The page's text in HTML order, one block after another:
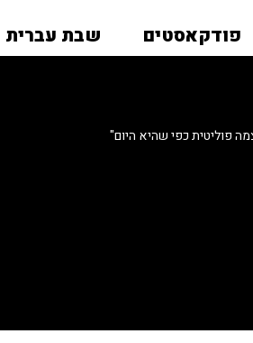
פודקאסטים שבת עברית
פוליטית כפי שהיא היום"